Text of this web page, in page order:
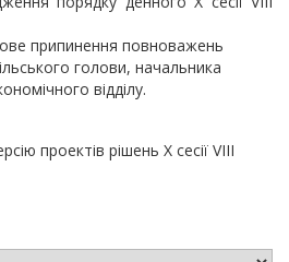
припинення повноважень
голови, начальника
відділу.
проектів рішень Х сесії VIII